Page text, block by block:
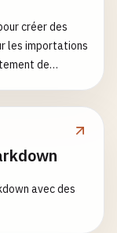
créer des
les importations
de
avec des